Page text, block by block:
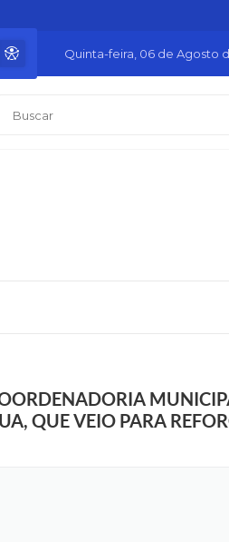
Quinta-feira 06 de Agosto
QUE VEIO PARA